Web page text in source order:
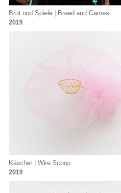
Brot und Spiele | Bread and Games
2019
Käscher | Wire Scoop
2019